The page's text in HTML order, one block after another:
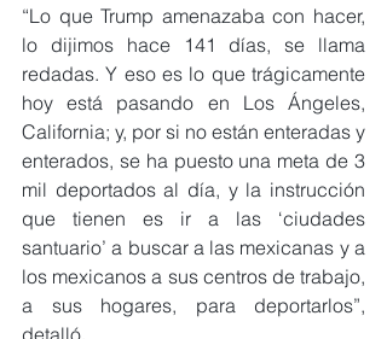
“Lo que Trump amenazaba con hacer,
lo dijimos hace 141 días, se llama
redadas. Y eso es lo que trágicamente
hoy está pasando en Los Ángeles,
California; y, por si no están enteradas y
enterados, se ha puesto una meta de 3
mil deportados al día, y la instrucción
que tienen es ir a las ‘ciudades
santuario’ a buscar a las mexicanas y a
los mexicanos a sus centros de trabajo,
a sus hogares, para deportarlos”,
detalló.